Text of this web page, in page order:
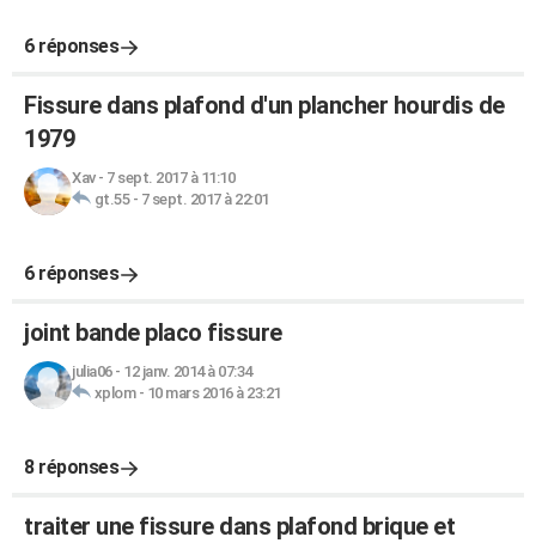
6 réponses
Fissure dans plafond d'un plancher hourdis de
1979
Xav- 7 sept. 2017 à 11:10
gt.55- 7 sept. 2017 à 22:01
6 réponses
joint bande placo fissure
julia06- 12 janv. 2014 à 07:34
xplom- 10 mars 2016 à 23:21
8 réponses
traiter une fissure dans plafond brique et